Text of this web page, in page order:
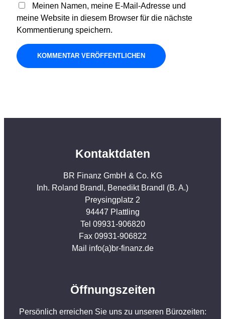
Meinen Namen, meine E-Mail-Adresse und
meine Website in diesem Browser für die nächste
Kommentierung speichern.
Kontaktdaten
BR Finanz GmbH & Co. KG
Inh. Roland Brandl, Benedikt Brandl (B. A.)
Preysingplatz 2
94447 Plattling
Tel 09931-906820
Fax 09931-906822
Mail info(a)br-finanz.de
Öffnungszeiten
Persönlich erreichen Sie uns zu unseren Bürozeiten: